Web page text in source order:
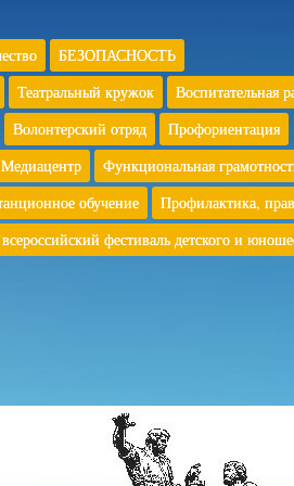
БЕЗОПАСНОСТЬ
Театральный кружок
Воспитательная
Волонтерский отряд
Профориентация
Медиацентр
Функциональная
обучение
Профилактика,
фестиваль детского и